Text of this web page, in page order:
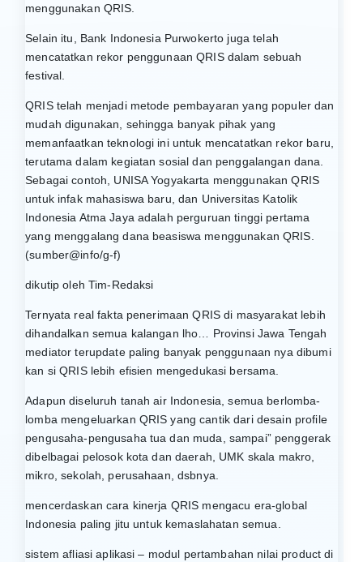
menggunakan QRIS.
Selain itu, Bank Indonesia Purwokerto juga telah
mencatatkan rekor penggunaan QRIS dalam sebuah
festival.
QRIS telah menjadi metode pembayaran yang populer dan
mudah digunakan, sehingga banyak pihak yang
memanfaatkan teknologi ini untuk mencatatkan rekor baru,
terutama dalam kegiatan sosial dan penggalangan dana.
Sebagai contoh, UNISA Yogyakarta menggunakan QRIS
untuk infak mahasiswa baru, dan Universitas Katolik
Indonesia Atma Jaya adalah perguruan tinggi pertama
yang menggalang dana beasiswa menggunakan QRIS.
(sumber@info/g-f)
dikutip oleh Tim-Redaksi
Ternyata real fakta penerimaan QRIS di masyarakat lebih
dihandalkan semua kalangan lho… Provinsi Jawa Tengah
mediator terupdate paling banyak penggunaan nya dibumi
kan si QRIS lebih efisien mengedukasi bersama.
Adapun diseluruh tanah air Indonesia, semua berlomba-
lomba mengeluarkan QRIS yang cantik dari desain profile
pengusaha-pengusaha tua dan muda, sampai” penggerak
dibelbagai pelosok kota dan daerah, UMK skala makro,
mikro, sekolah, perusahaan, dsbnya.
mencerdaskan cara kinerja QRIS mengacu era-global
Indonesia paling jitu untuk kemaslahatan semua.
sistem afliasi aplikasi – modul pertambahan nilai product di